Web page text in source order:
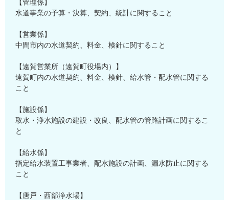
【管理係】
水道事業の予算・決算、契約、統計に関すること
【営業係】
中間市内の水道契約、料金、検針に関すること
【遠賀営業所（遠賀町役場内）】
遠賀町内の水道契約、料金、検針、給水管・配水管に関する
こと
【施設係】
取水・浄水施設の建設・改良、配水管の管路計画に関するこ
と
【給水係】
指定給水装置工事業者、配水施設の計画、漏水防止に関する
こと
【唐戸・西部浄水場】